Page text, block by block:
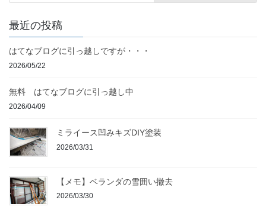
最近の投稿
はてなブログに引っ越しですが・・・
2026/05/22
無料 はてなブログに引っ越し中
2026/04/09
ミライース凹みキズDIY塗装
2026/03/31
【メモ】ベランダの雪囲い撤去
2026/03/30